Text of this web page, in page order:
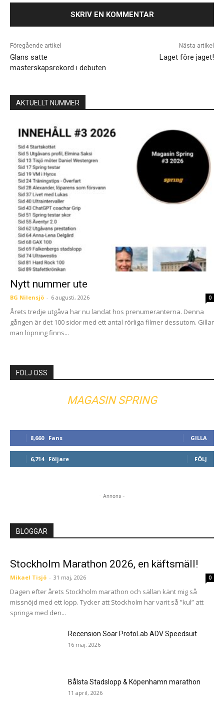
Föregående artikel
Glans satte
mästerskapsrekord i debuten
Nästa artikel
Laget före jaget!
AKTUELLT NUMMER
Nytt nummer ute
BG Nilensjö - 6 augusti, 2026 0
Årets tredje utgåva har nu landat hos prenumeranterna. Denna
gången är det 100 sidor med ett antal rörliga filmer dessutom. Gillar
man löpning finns...
FÖLJ OSS
MAGASIN SPRING
8,660 Fans GILLA
6,714 Följare FÖLJ
- Annons -
BLOGGAR
Stockholm Marathon 2026, en käftsmäll!
Mikael Tisjö - 31 maj, 2026 0
Dagen efter årets Stockholm marathon och sällan känt mig så
missnöjd med ett lopp. Tycker att Stockholm har varit så ”kul” att
springa med den...
Recension Soar ProtoLab ADV Speedsuit
16 maj, 2026
Bålsta Stadslopp & Köpenhamn marathon
11 april, 2026